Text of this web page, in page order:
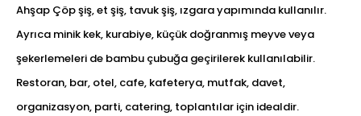
Ahşap Çöp şiş, et şiş, tavuk şiş, ızgara yapımında kullanılır.
Ayrıca minik kek, kurabiye, küçük doğranmış meyve veya
şekerlemeleri de bambu çubuğa geçirilerek kullanılabilir.
Restoran, bar, otel, cafe, kafeterya, mutfak, davet,
organizasyon, parti, catering, toplantılar için idealdir.